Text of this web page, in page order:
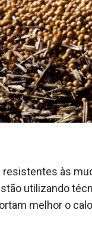
às
utilizando
melhor o